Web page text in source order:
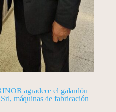
agradece el galardón
máquinas de fabricación